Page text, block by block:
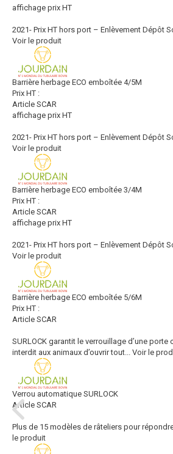
affichage prix HT
2021- Prix HT hors port – Enlèvement Dépôt
Voir le produit
Barrière herbage ECO emboîtée 4/5M
Prix HT :
Article SCAR
affichage prix HT
2021- Prix HT hors port – Enlèvement Dépôt
Voir le produit
Barrière herbage ECO emboîtée 3/4M
Prix HT :
Article SCAR
affichage prix HT
2021- Prix HT hors port – Enlèvement Dépôt
Voir le produit
Barrière herbage ECO emboîtée 5/6M
Prix HT :
Article SCAR
SURLOCK garantit le verrouillage d’une
interdit aux animaux d’ouvrir tout...
Voir le
Verrou automatique SURLOCK
Article SCAR
Plus de 15 modèles de râteliers pour
le produit